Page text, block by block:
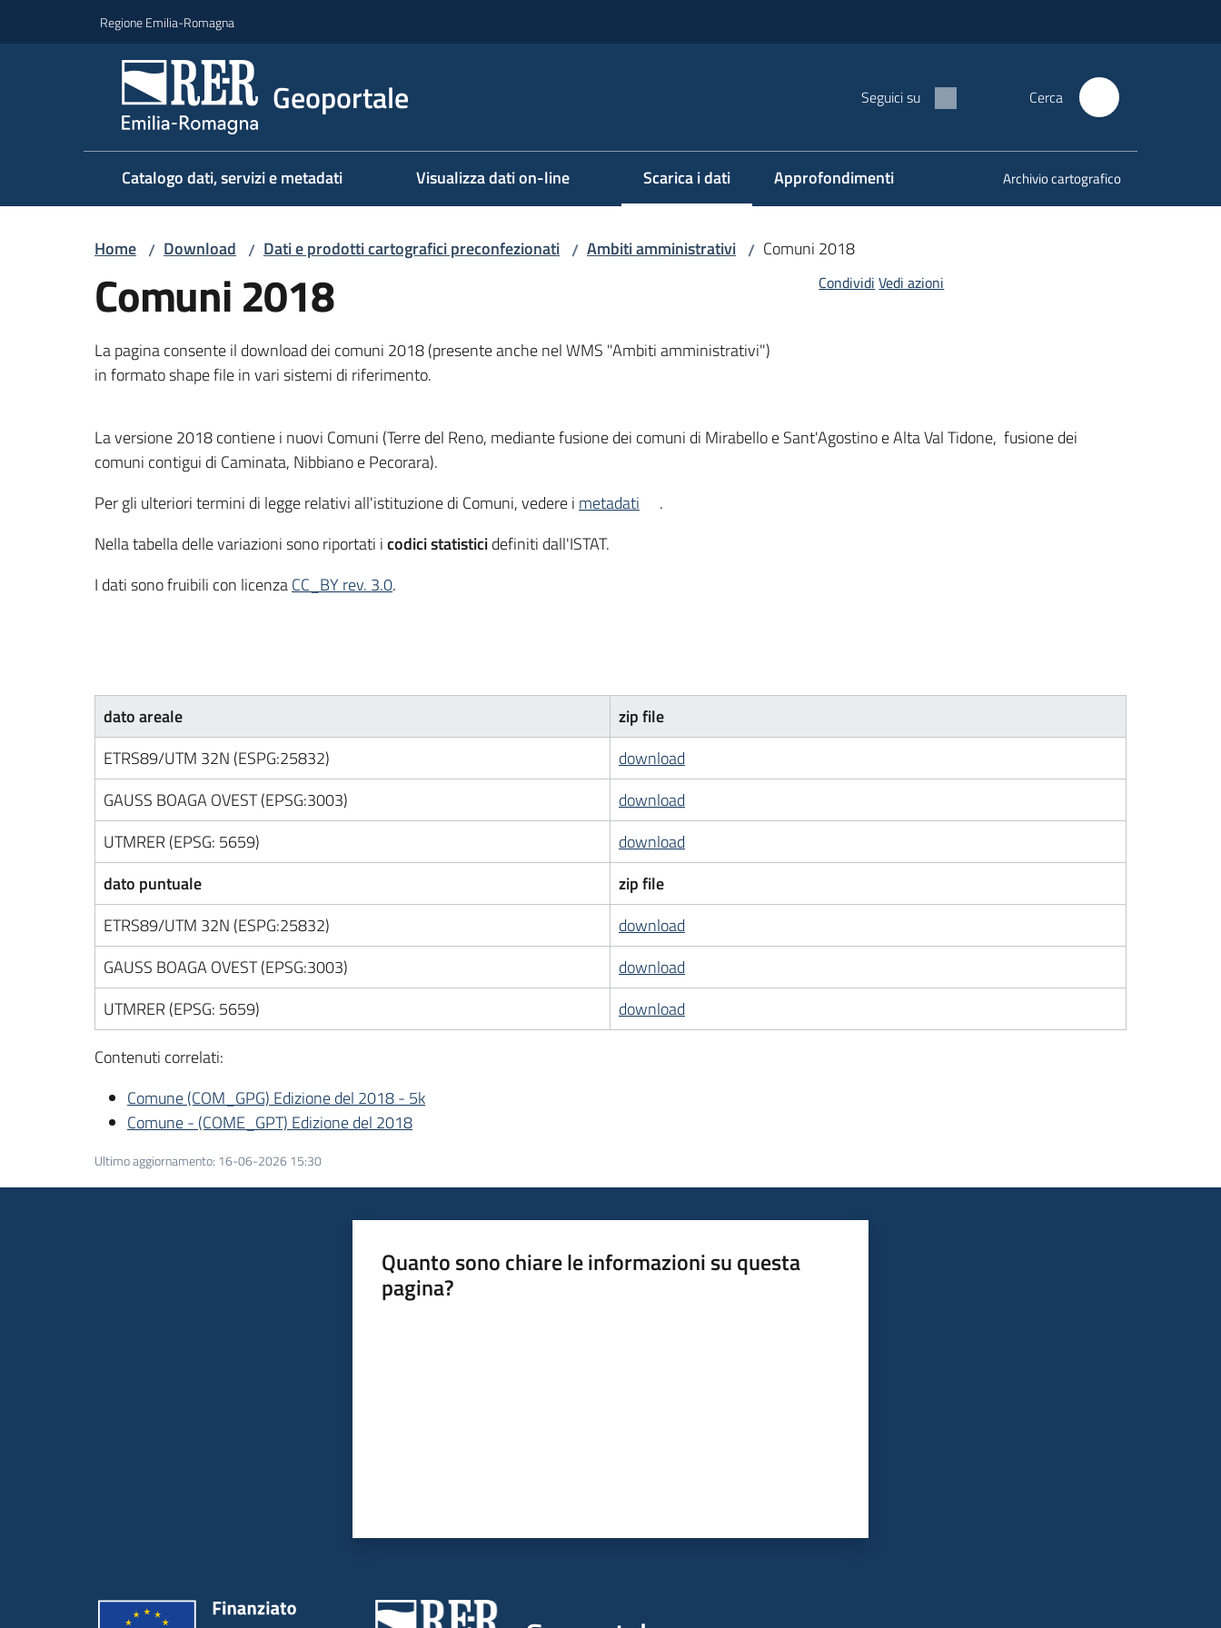
Regione Emilia-Romagna
Geoportale Seguici su Cerca
Catalogo dati, servizi e metadati Visualizza dati on-line Scarica i dati
Menu selezionato Approfondimenti Archivio cartografico
Home / Download / Dati e prodotti cartografici preconfezionati / Ambiti amministrativi / Comuni 2018
Comuni 2018
La pagina consente il download dei comuni 2018 (presente anche nel WMS "Ambiti amministrativi")
in formato shape file in vari sistemi di riferimento.
Condividi Vedi azioni
La versione 2018 contiene i nuovi Comuni (Terre del Reno, mediante fusione dei comuni di Mirabello e Sant'Agostino e Alta Val Tidone, fusione dei
comuni contigui di Caminata, Nibbiano e Pecorara).
Per gli ulteriori termini di legge relativi all'istituzione di Comuni, vedere i metadati
.
Nella tabella delle variazioni sono riportati icodici statisticidefiniti dall'ISTAT.
I dati sono fruibili con licenzaCC_BY rev. 3.0.
dato areale
zip file
ETRS89/UTM 32N (ESPG:25832)
download
GAUSS BOAGA OVEST (EPSG:3003)
download
UTMRER (EPSG: 5659)
download
dato puntuale
zip file
ETRS89/UTM 32N (ESPG:25832)
download
GAUSS BOAGA OVEST (EPSG:3003)
download
UTMRER (EPSG: 5659)
download
Contenuti correlati:
Comune (COM_GPG) Edizione del 2018 - 5k
Comune - (COME_GPT) Edizione del 2018
Ultimo aggiornamento: 16-06-2026 15:30
Quanto sono chiare le informazioni su questa
pagina?